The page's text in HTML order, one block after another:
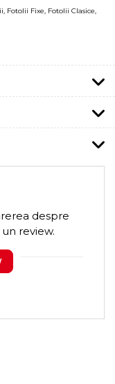
, Fotolii Fixe, Fotolii Clasice,
despre
review.